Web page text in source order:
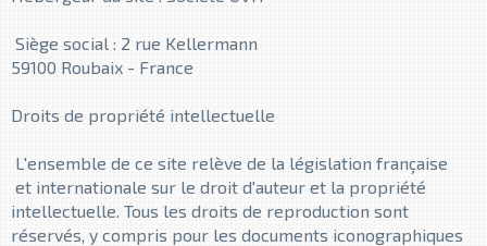
Siège social : 2 rue Kellermann
59100 Roubaix - France
Droits de propriété intellectuelle
L'ensemble de ce site relève de la législation française
et internationale sur le droit d'auteur et la propriété
intellectuelle. Tous les droits de reproduction sont
réservés, y compris pour les documents iconographiques